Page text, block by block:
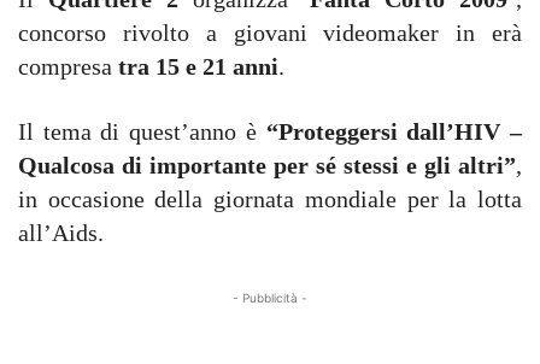
concorso rivolto a giovani videomaker in erà
compresa tra 15 e 21 anni.
Il tema di quest’anno è “Proteggersi dall’HIV –
Qualcosa di importante per sé stessi e gli altri”,
in occasione della giornata mondiale per la lotta
all’Aids.
- Pubblicità -